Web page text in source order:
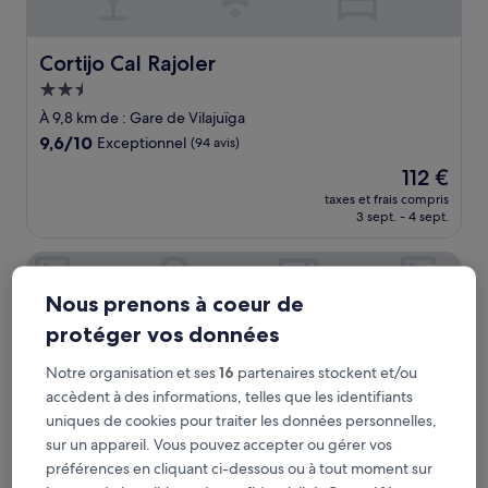
Cortijo Cal Rajoler
Cortijo Cal Rajoler
Hébergement
2.5 étoiles
À 9,8 km de : Gare de Vilajuïga
9.6
9,6/10 Exceptionnel (94 avis)
Le
nouveau
prix
de
112 €
112 €
taxes et frais compris
3 sept. - 4 sept.
Boutique Hotel Comtal Empuries
Nous prenons à coeur de
protéger vos données
Notre organisation et ses16 partenaires stockent et/ou
accèdent à des informations, telles que les identifiants
uniques de cookies pour traiter les données personnelles,
sur un appareil. Vous pouvez accepter ou gérer vos
préférences en cliquant ci-dessous ou à tout moment sur